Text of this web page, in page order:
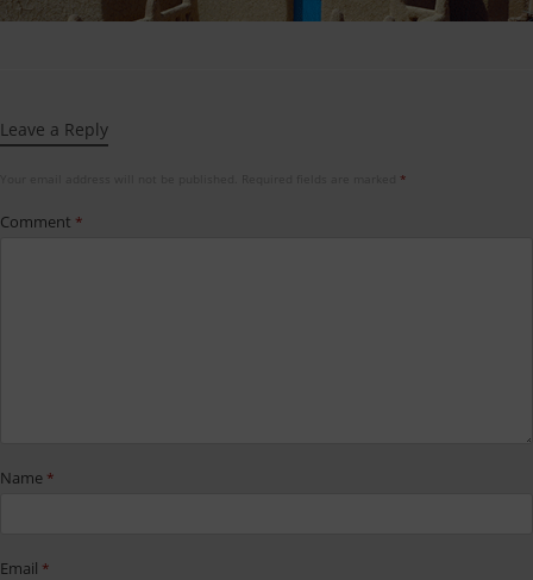
Leave a Reply
*
Comment *
Name *
Email *